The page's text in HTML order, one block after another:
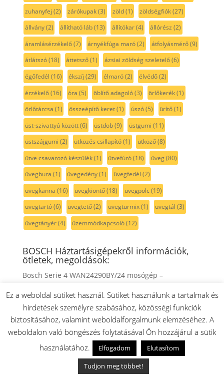
zuhanyfej (2) zárókupak(3) zöld(1) zöldségfiók(27)
állvány(2) állítható láb(13) állítókar(4) állórész (2)
áramlásérzékelő(7) árnyékfúga maró(2) átfolyásmérő(9)
átlátszó(18) áttetsző(1) ázsiai zöldség szeletelő(6)
égőfedél (16) ékszíj (29) élmaró(2) élvédő(2)
érzékelő(16) óra (5) öblítő adagoló(3) örlőkerék(1)
örlőtárcsa (1) összeépítő keret(1) úszó(5) ürítő(1)
üst-szivattyú között(6) üstdob(9) üstgumi (11)
üstszájgumi (2) ütközés csillapító(1) ütköző(8)
ütve csavarozó készülék(1) ütvefúró(18) üveg(80)
üvegbura (1) üvegedény(1) üvegfedél (2)
üvegkanna (16) üvegkiöntő(18) üvegpolc(19)
üvegtartó(6) üvegtető(2) üvegturmix(1) üvegtál (3)
üvegtányér(4) üzemmódkapcsoló(12)
BOSCH Háztartásigépekről információk,
ötletek, megoldások:
Bosch Serie 4 WAN24290BY/24 mosógép –
készülékspecifikus tudástár
Bosch WAB16060BY/04 Classixx 6 mosógép –
készülékspecifikus tudástár
Balay 3TS866EE/17 mosógép – készülékspecifikus
Ez a weboldal sütiket használ. Sütiket használunk a tartalmak és
hirdetések személyre szabásához, közösségi funkciók
biztosításához, valamint weboldalforgalmunk elemzéséhez. A
weboldalon való böngészés folytatásával Ön hozzájárul a sütik
használatához.
Elfogadom
Elutasítom
Tudjon meg többet!